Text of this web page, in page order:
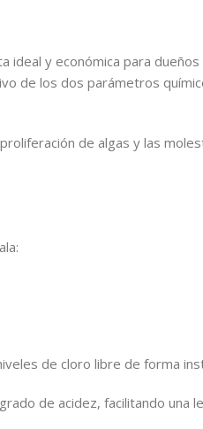
ideal y económica para dueños
de los dos parámetros
de algas y las
de cloro libre de forma
de acidez, facilitando una